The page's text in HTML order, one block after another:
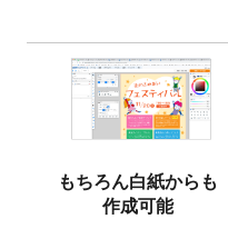
2026年
を公開い
2025/9/10
喪中はが
レートを
2025/8/1
9,160万点
2025/7/30
キャンバ
トを追加
もちろん白紙からも
作成可能